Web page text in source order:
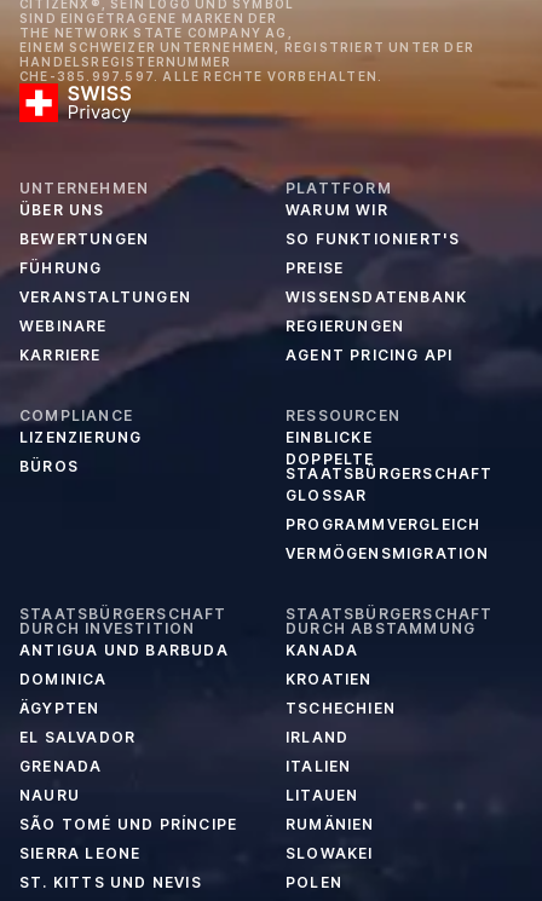
CITIZENX®, SEIN LOGO UND SYMBOL
SIND EINGETRAGENE MARKEN DER
THE NETWORK STATE COMPANY AG,
EINEM SCHWEIZER UNTERNEHMEN, REGISTRIERT UNTER DER
HANDELSREGISTERNUMMER
CHE-385.997.597. ALLE RECHTE VORBEHALTEN.
UNTERNEHMEN
ÜBER UNS
BEWERTUNGEN
FÜHRUNG
VERANSTALTUNGEN
WEBINARE
KARRIERE
PLATTFORM
WARUM WIR
SO FUNKTIONIERT'S
PREISE
WISSENSDATENBANK
REGIERUNGEN
AGENT PRICING API
COMPLIANCE
LIZENZIERUNG
BÜROS
RESSOURCEN
EINBLICKE
DOPPELTE
STAATSBÜRGERSCHAFT
GLOSSAR
PROGRAMMVERGLEICH
VERMÖGENSMIGRATION
STAATSBÜRGERSCHAFT
DURCH INVESTITION
ANTIGUA UND BARBUDA
DOMINICA
ÄGYPTEN
EL SALVADOR
GRENADA
NAURU
SÃO TOMÉ UND PRÍNCIPE
SIERRA LEONE
ST. KITTS UND NEVIS
STAATSBÜRGERSCHAFT
DURCH ABSTAMMUNG
KANADA
KROATIEN
TSCHECHIEN
IRLAND
ITALIEN
LITAUEN
RUMÄNIEN
SLOWAKEI
POLEN